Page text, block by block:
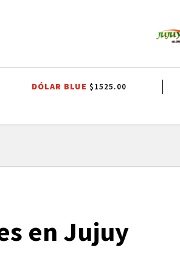
DOCENTES RUBÉN EDUARDO RIVAROLA
DÓLAR BLUE $1525.00
en Jujuy